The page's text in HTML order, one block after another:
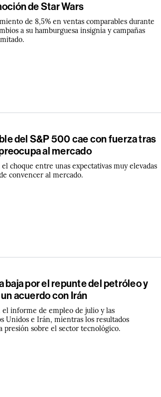
de Star Wars
de 8,5% en ventas comparables durante
a su hamburguesa insignia y campañas
del S&P 500 cae con fuerza tras
al mercado
choque entre unas expectativas muy elevadas
convencer al mercado.
baja por el repunte del petróleo y
acuerdo con Irán
el informe de empleo de julio y las
Unidos e Irán, mientras los resultados
presión sobre el sector tecnológico.